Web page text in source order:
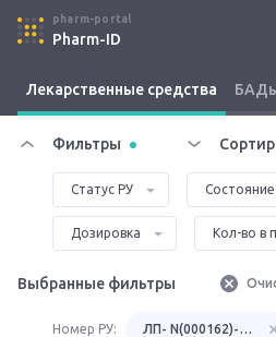
pharm-portal
Pharm-ID
Лекарственные средства
Фильтры
Статус РУ
Дозировка Кол-во в
Выбранные фильтры
Номер РУ: ЛП- N(000162)-(РГ-